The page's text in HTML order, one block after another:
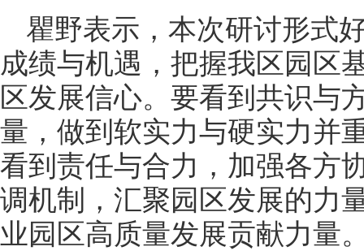
瞿野表示，本次研讨形式
成绩与机遇，把握我区园区
区发展信心。要看到共识与
量，做到软实力与硬实力并
看到责任与合力，加强各方
调机制，汇聚园区发展的力
业园区高质量发展贡献力量